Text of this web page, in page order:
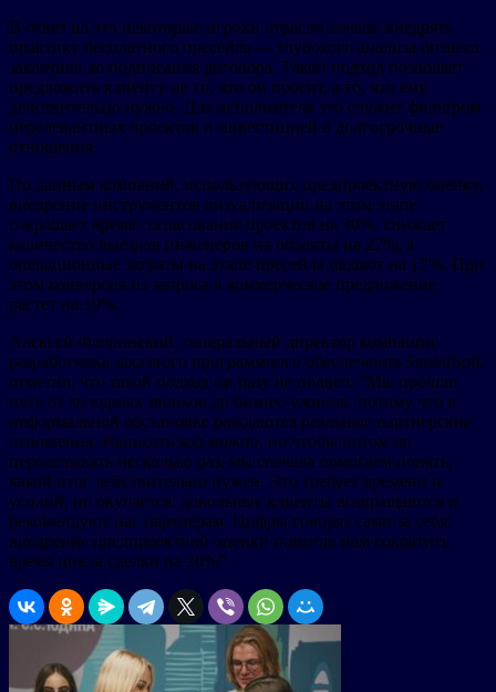
В ответ на это некоторые игроки отрасли начали внедрять
практику бесплатного пресейла — глубокого анализа бизнеса
заказчика до подписания договора. Такой подход позволяет
предложить клиенту не то, что он просит, а то, что ему
действительно нужно. Для исполнителя это служит фильтром
нерелевантных проектов и инвестицией в долгосрочные
отношения.
По данным компаний, использующих предпроектную оценку,
внедрение инструментов визуализации на этом этапе
сокращает время согласования проектов на 30%, снижает
количество выездов инженеров на объекты на 22%, а
операционные затраты на этапе пресейла падают на 17%. При
этом конверсия из запроса в коммерческое предложение
растет на 19%.
Алексей Флоринский, генеральный директор компании-
разработчика заказного программного обеспечения SimbirSoft,
отметил, что такой подход ни разу не подвел: “Мы прошли
путь от холодных звонков до бизнес-ужинов, потому что в
неформальной обстановке рождаются реальные партнерские
отношения. Написать код можно, но чтобы потом не
переделывать несколько раз, мы сначала помогаем понять,
какой итог действительно нужен. Это требует времени и
усилий, но окупается: довольные клиенты возвращаются и
рекомендуют нас партнерам. Цифры говорят сами за себя:
внедрение предпроектной оценки помогло нам сократить
время цикла сделки на 20%”.